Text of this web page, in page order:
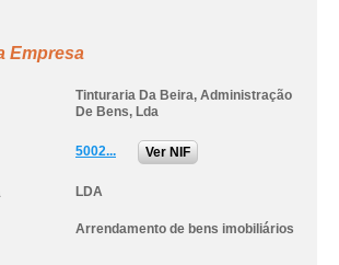
Empresa
Tinturaria Da Beira, Administração
De Bens, Lda
5002... Ver NIF
LDA
Arrendamento de bens imobiliários